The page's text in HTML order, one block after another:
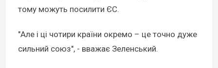
тому можуть посилити ЄС.
"Але і ці чотири країни окремо – це точно дуже
сильний союз", - вважає Зеленський.